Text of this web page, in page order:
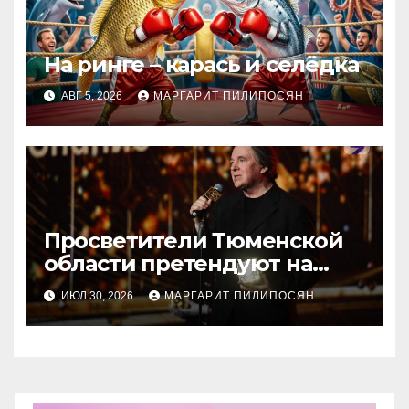
На ринге – карась и селёдка
АВГ 5, 2026 МАРГАРИТ ПИЛИПОСЯН
Просветители Тюменской
области претендуют на
награду Знание.Премия
ИЮЛ 30, 2026 МАРГАРИТ ПИЛИПОСЯН